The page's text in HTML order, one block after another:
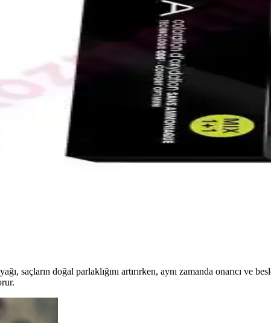
gri ve beyaz saçlara özel bakım sunar, saçlara güç ve canlılık
Ürünü İncelemesi
sakal beyazlıklarını azaltmayı hedefleyen etkili bir çözüm sunar.
Yeni Bir Dönem Başlıyor
parlaklık ve yumuşaklık kazandırır, doğal yapıyı korur ve düzenli
ve Kullanıcı Deneyimleri
Hafif kimyasal kokusu ve kolay uygulamasıyla dikkat çeker,
saçların doğal parlaklığını artırırken, aynı zamanda onarıcı ve